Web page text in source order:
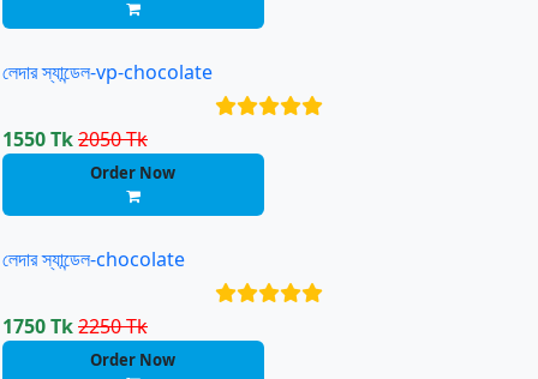
লেদার স্যান্ডেল-vp-chocolate
1550 Tk2050 Tk
Order Now
লেদার স্যান্ডেল-chocolate
1750 Tk2250 Tk
Order Now